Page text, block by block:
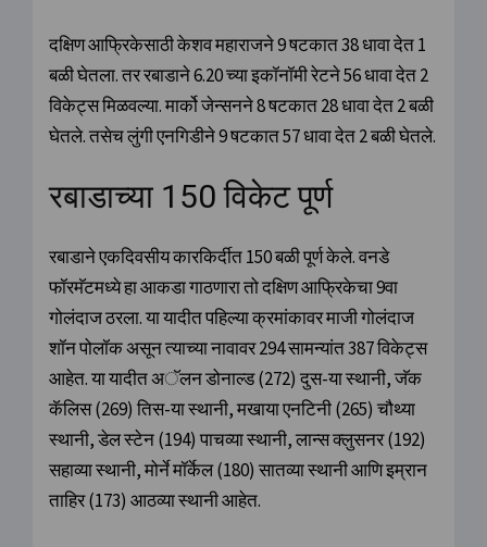
दक्षिण आफ्रिकेसाठी केशव महाराजने 9 षटकात 38 धावा देत 1
बळी घेतला. तर रबाडाने 6.20 च्या इकॉनॉमी रेटने 56 धावा देत 2
विकेट्स मिळवल्या. मार्को जेन्सनने 8 षटकात 28 धावा देत 2 बळी
घेतले. तसेच लुंगी एनगिडीने 9 षटकात 57 धावा देत 2 बळी घेतले.
रबाडाच्या 150 विकेट पूर्ण
रबाडाने एकदिवसीय कारकिर्दीत 150 बळी पूर्ण केले. वनडे
फॉरमॅटमध्ये हा आकडा गाठणारा तो दक्षिण आफ्रिकेचा 9वा
गोलंदाज ठरला. या यादीत पहिल्या क्रमांकावर माजी गोलंदाज
शॉन पोलॉक असून त्याच्या नावावर 294 सामन्यांत 387 विकेट्स
आहेत. या यादीत अॅलन डोनाल्ड (272) दुस-या स्थानी, जॅक
कॅलिस (269) तिस-या स्थानी, मखाया एनटिनी (265) चौथ्या
स्थानी, डेल स्टेन (194) पाचव्या स्थानी, लान्स क्लुसनर (192)
सहाव्या स्थानी, मोर्ने मॉर्केल (180) सातव्या स्थानी आणि इम्रान
ताहिर (173) आठव्या स्थानी आहेत.